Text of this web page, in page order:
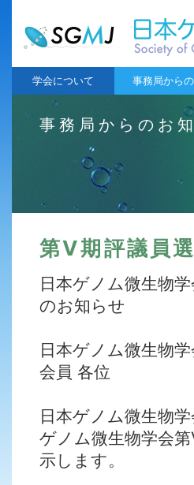
学会について 事務局から
事務局からのお
第Ⅴ期評議員
日本ゲノム微生物
のお知らせ
日本ゲノム微生物学
会員 各位
日本ゲノム微生物
ゲノム微生物学会
示します。